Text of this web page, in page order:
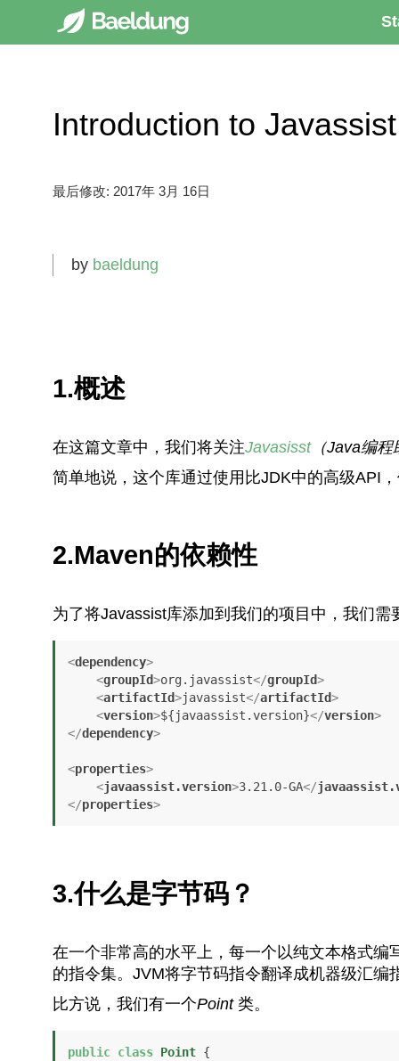
Introduction to
最后修改: 2017年 3月 16日
by baeldung
1.概述
在这篇文章中，我们将关注Javasisst（Java编程
简单地说，这个库通过使用比JDK中的高级API
2.Maven的依赖性
为了将Javassist库添加到我们的项目中，我们需
<dependency>
<groupId>org.javassist</groupId>
<artifactId>javassist</artifactId>
<version>${javaassist.version}</version>
</dependency>
<properties>
<javaassist.version>3.21.0-GA</
</properties>
3.什么是字节码？
在一个非常高的水平上，每一个以纯文本格式
的指令集。JVM将字节码指令翻译成机器级汇编
比方说，我们有一个Point 类。
public class Point {